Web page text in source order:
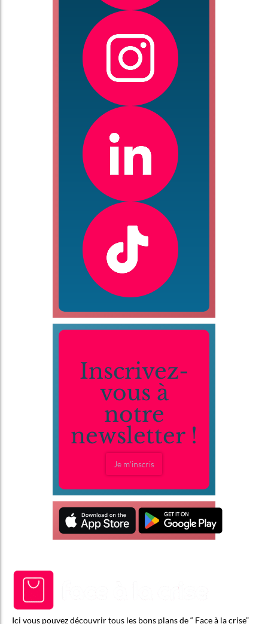
Inscrivez-
vous à
notre
newsletter !
Je m'inscris
Ici vous pouvez découvrir tous les bons plans de “ Face à la crise”